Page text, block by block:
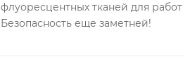
флуоресцентных тканей для
Безопасность еще заметней!